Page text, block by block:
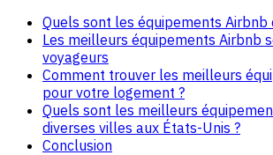
Quels sont les équipements Airbnb
Les meilleurs équipements Airbnb
voyageurs
Comment trouver les meilleurs
pour votre logement ?
Quels sont les meilleurs
diverses villes aux États-Unis ?
Conclusion